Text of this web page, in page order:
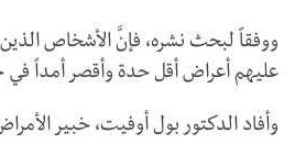
ووفقاً لبحث نشره، فإنَّ الأشخاص
عليهم أعراض أقل حدة وأقصر أمداً في
وأفاد الدكتور بول أوفيت، خبير